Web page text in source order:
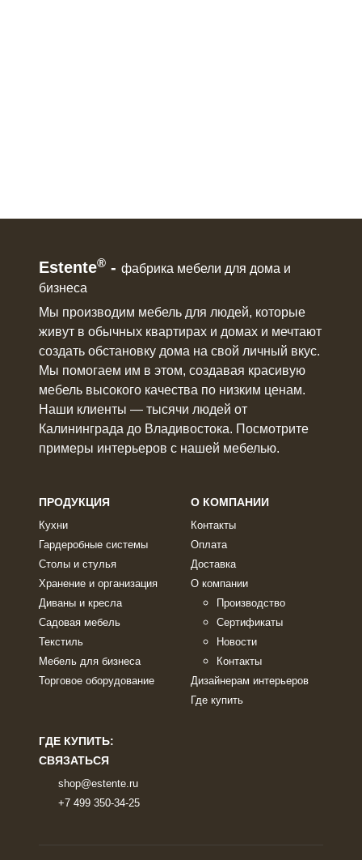
Estente® - фабрика мебели для дома и
бизнеса
Мы производим мебель для людей, которые
живут в обычных квартирах и домах и мечтают
создать обстановку дома на свой личный вкус.
Мы помогаем им в этом, создавая красивую
мебель высокого качества по низким ценам.
Наши клиенты ― тысячи людей от
Калининграда до Владивостока. Посмотрите
примеры интерьеров с нашей мебелью.
ПРОДУКЦИЯ
Кухни
Гардеробные системы
Столы и стулья
Хранение и организация
Диваны и кресла
Садовая мебель
Текстиль
Мебель для бизнеса
Торговое оборудование
О КОМПАНИИ
Контакты
Оплата
Доставка
О компании
Производство
Сертификаты
Новости
Контакты
Дизайнерам интерьеров
Где купить
ГДЕ КУПИТЬ:
СВЯЗАТЬСЯ
shop@estente.ru
+7 499 350-34-25